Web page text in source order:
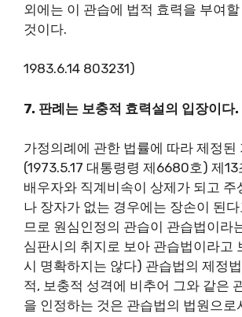
외에는 이 관습에 법적 효력을 부여
것이다.
1983.6.14 803231)
7. 판례는 보충적 효력설의 입장이다.
가정의례에 관한 법률에 따라 제정된
(1973.5.17 대통령령 제6680호) 제13
배우자와 직계비속이 상제가 되고 주
나 장자가 없는 경우에는 장손이 된
므로 원심인정의 관습이 관습법이라
심판시의 취지로 보아 관습법이라고
시 명확하지는 않다) 관습법의 제정
적, 보충적 성격에 비추어 그와 같은
을 인정하는 것은 관습법의 법원으로